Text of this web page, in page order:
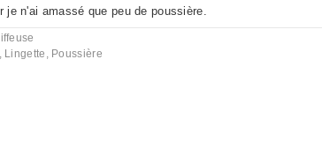
je n'ai amassé que peu de poussière.
, Lingette , Poussière